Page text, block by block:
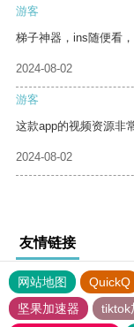
游客
梯子神器，ins随便看，
2024-08-02
游客
这款app的视频资源非
2024-08-02
友情链接
网站地图 QuickQ
坚果加速器
tiktok